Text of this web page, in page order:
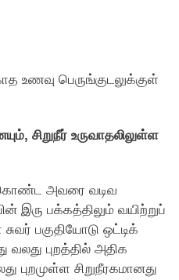
உணவு பெருங்குடலுக்குள்
சிறுநீர் உருவாதலிலுள்ள
அவரை வடிவ
இரு பக்கத்திலும் வயிற்றுப்
பகுதியோடு ஒட்டிக்
வலது புறத்தில் அதிக
புறமுள்ள சிறுநீரகமானது